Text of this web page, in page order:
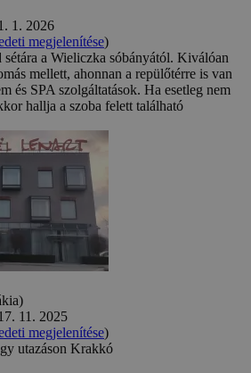
1. 2026
megjelenítése)
a Wieliczka sóbányától. Kiválóan
mellett, ahonnan a repülőtérre is van
és SPA szolgáltatások. Ha esetleg nem
hallja a szoba felett található
11. 2025
megjelenítése)
utazáson Krakkó